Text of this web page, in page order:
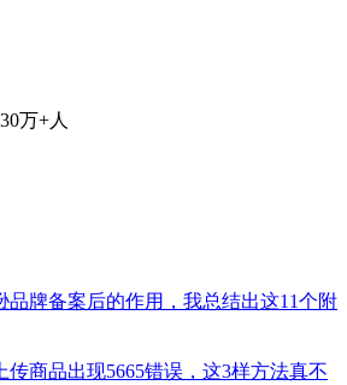
万+人
品牌备案后的作用，我总结出这11个附
商品出现5665错误，这3样方法真不